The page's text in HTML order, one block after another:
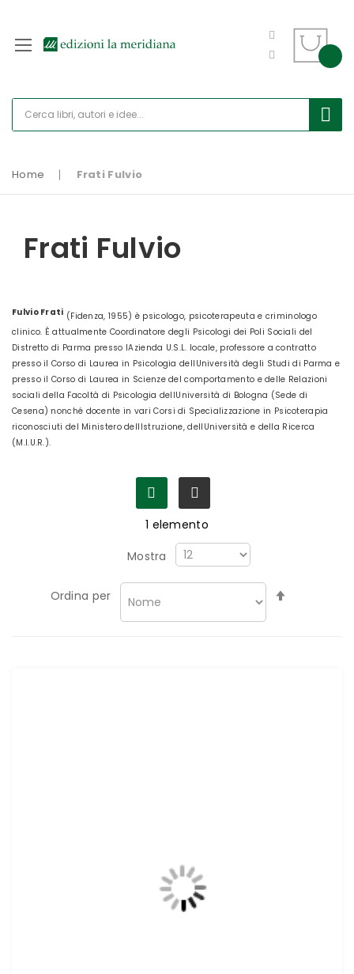
Home Frati Fulvio
Frati Fulvio
Fulvio Frati (Fidenza, 1955) è psicologo, psicoterapeuta e criminologo
clinico. È attualmente Coordinatore degli Psicologi dei Poli Sociali del
Distretto di Parma presso lAzienda U.S.L. locale, professore a contratto
presso il Corso di Laurea in Psicologia dellUniversità degli Studi di Parma e
presso il Corso di Laurea in Scienze del comportamento e delle Relazioni
sociali della Facoltà di Psicologia dellUniversità di Bologna (Sede di
Cesena) nonché docente in vari Corsi di Specializzazione in Psicoterapia
riconosciuti del Ministero dellIstruzione, dellUniversità e della Ricerca
(M.I.U.R.).
1 elemento
Mostra
Ordina per